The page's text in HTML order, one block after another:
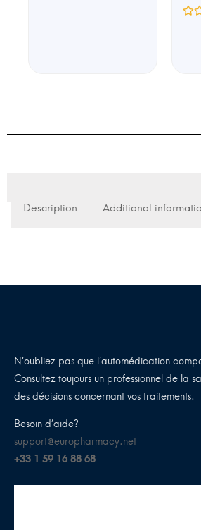
Description Additional
N’oubliez pas que l’automédication
Consultez toujours un professionnel de la
des décisions concernant vos traitements.
Besoin d’aide?
support@europharmacy.net
+33 1 59 16 88 68